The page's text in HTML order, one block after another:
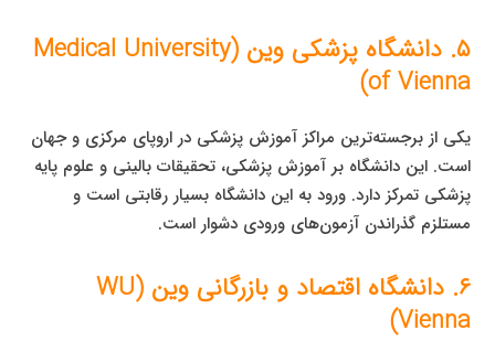
۵. دانشگاه پزشکی وین (Medical University
of Vienna)
یکی از برجسته‌ترین مراکز آموزش پزشکی در اروپای مرکزی و جهان
است. این دانشگاه بر آموزش پزشکی، تحقیقات بالینی و علوم پایه
پزشکی تمرکز دارد. ورود به این دانشگاه بسیار رقابتی است و
مستلزم گذراندن آزمون‌های ورودی دشوار است.
۶. دانشگاه اقتصاد و بازرگانی وین (WU
Vienna)